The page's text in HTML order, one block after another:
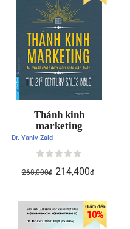
Thánh kinh
marketing
Dr. Yaniv Zaid
268,000đ 214,400đ
10%